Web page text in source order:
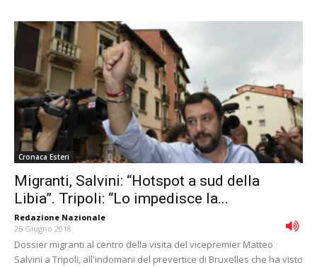
Cronaca Esteri
Migranti, Salvini: “Hotspot a sud della
Libia”. Tripoli: “Lo impedisce la...
Redazione Nazionale -
25 Giugno 2018
Dossier migranti al centro della visita del vicepremier Matteo
Salvini a Tripoli, all'indomani del prevertice di Bruxelles che ha visto